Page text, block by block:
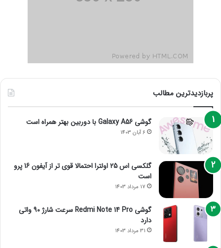
پربازدیدترین مطالب
گوشی Galaxy A56 با دوربین بهتر همراه است
6 آبان 1403
گلکسی اس 25 اولترا احتمالا قوی تر از آیفون 16 پرو
است
17 مرداد 1403
گوشی Redmi Note 14 Pro سرعت شارژ 90 واتی
دارد
31 مرداد 1403